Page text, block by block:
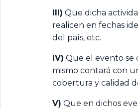
III) Que dicha
realicen en fechas
del país, etc.
IV) Que el evento se
mismo contará con
cobertura y calidad
V) Que en dichos